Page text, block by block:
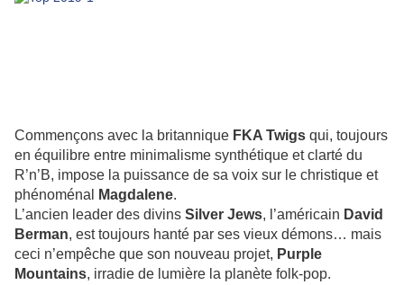
Commençons avec la britannique FKA Twigs qui, toujours
en équilibre entre minimalisme synthétique et clarté du
R’n’B, impose la puissance de sa voix sur le christique et
phénoménal
Magdalene.
L’ancien leader des divins Silver Jews, l’américain David
Berman, est toujours hanté par ses vieux démons… mais
ceci n’empêche que son nouveau projet, Purple
Mountains, irradie de lumière la planète folk-pop.